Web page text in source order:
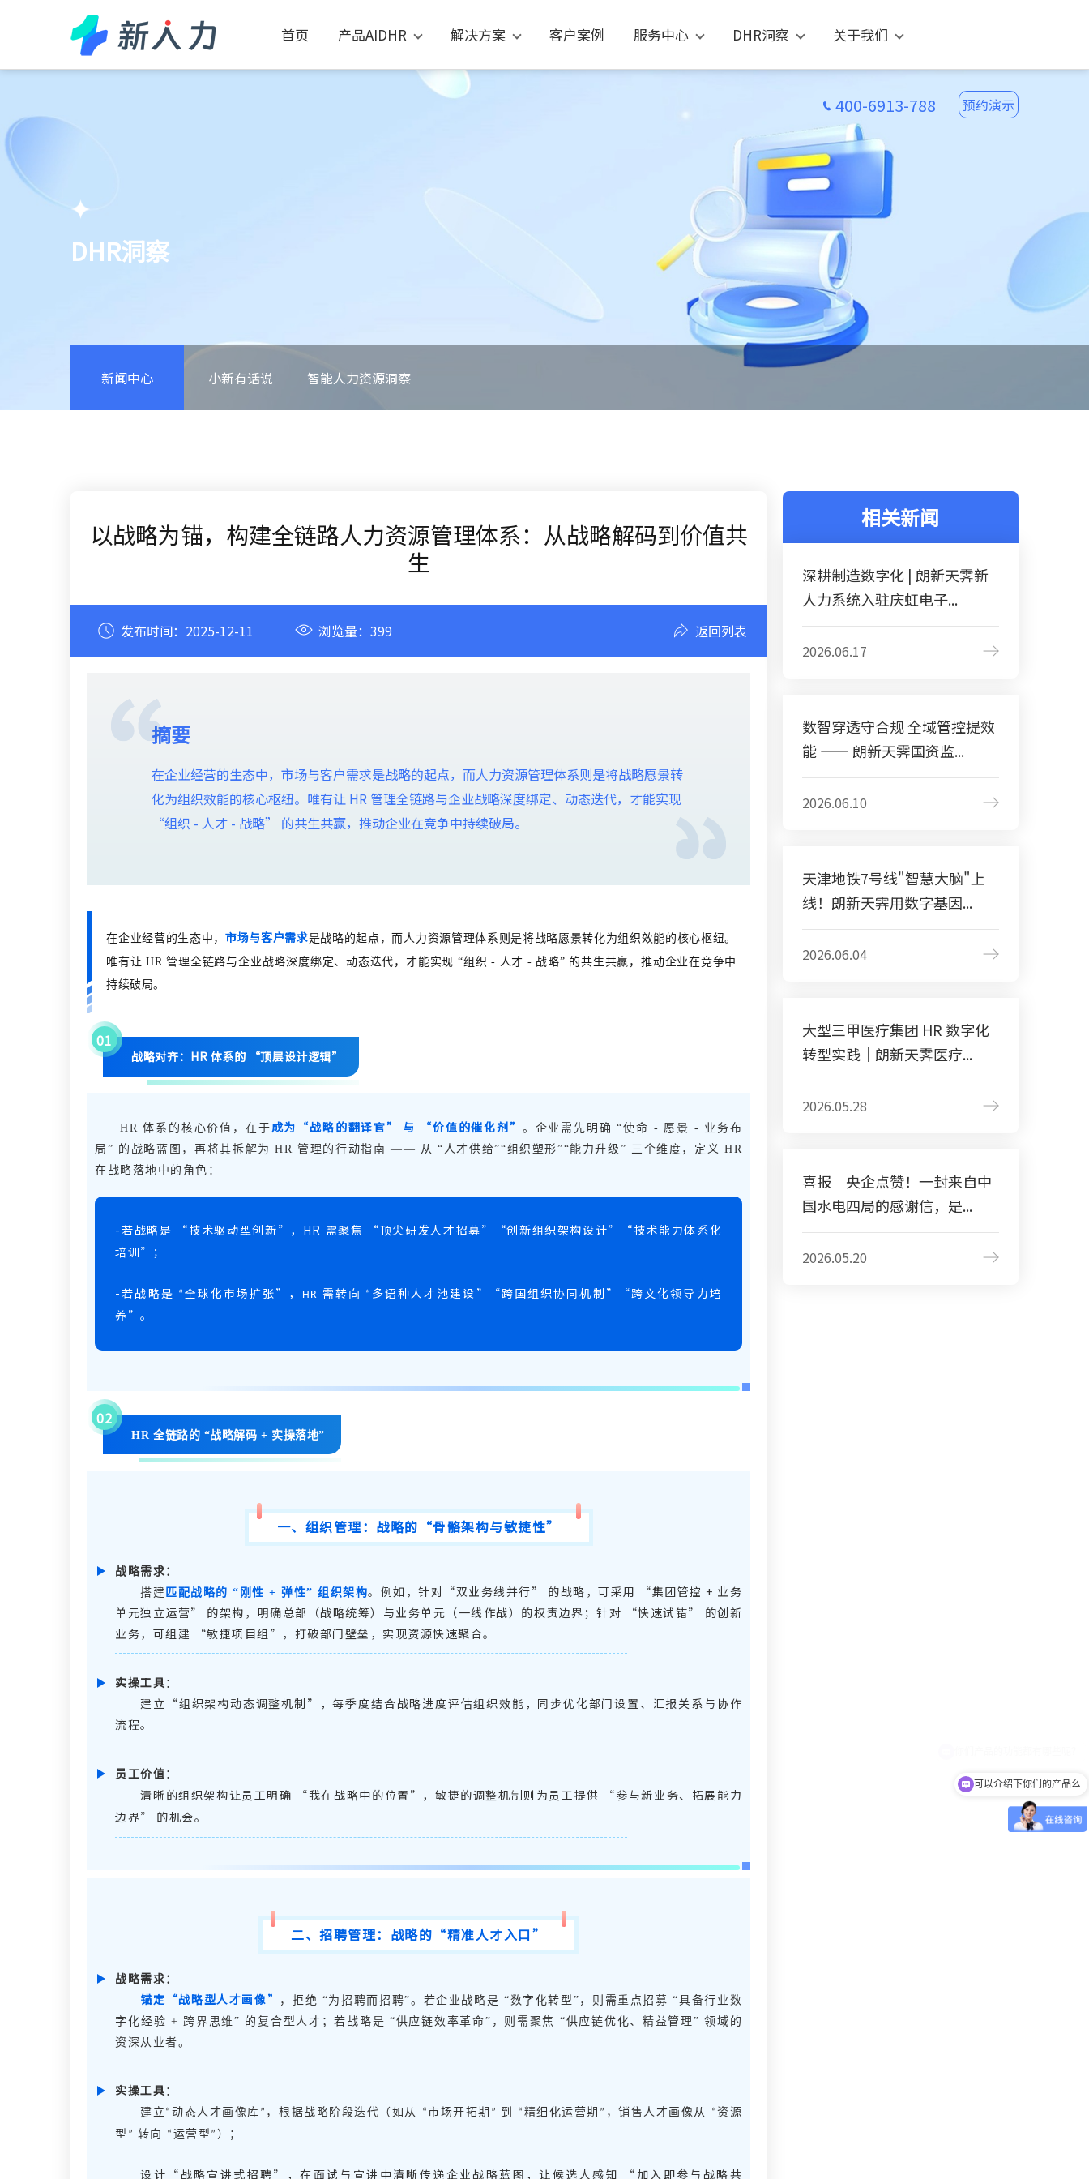
首页 产品AIDHR 解决方案 客户案例 服务中心 DHR洞察 关于我们
400-6913-788 预约演示
DHR洞察
新闻中心 小新有话说 智能人力资源洞察
以战略为锚，构建全链路人力资源管理体系：从战略解码到价值共
生
发布时间： 2025-12-11 浏览量：399 返回列表
摘要
在企业经营的生态中，市场与客户需求是战略的起点，而人力资源管理体系则是将战略愿景转
化为组织效能的核心枢纽。唯有让 HR 管理全链路与企业战略深度绑定、动态迭代，才能实现
“组织 - 人才 - 战略” 的共生共赢，推动企业在竞争中持续破局。
在企业经营的生态中， 市场与客户需求是战略的起点，而人力资源管理体系则是将战略愿景转化为组织效能的核心枢纽。
唯有让 HR 管理全链路与企业战略深度绑定、动态迭代，才能实现 “组织 - 人才 - 战略” 的共生共赢，推动企业在竞争中
持续破局。
01
战略对齐： HR 体系的 “顶层设计逻辑”
HR 体系的核心价值，在于成为 “战略的翻译官” 与 “价值的催化剂”
。企业需先明确 “使命 - 愿景 - 业务布
局” 的战略蓝图，再将其拆解为 HR 管理的行动指南 —— 从 “人才供给”“组织塑形”“能力升级” 三个维度，定义 HR
在战略落地中的角色：
-若战略是 “技术驱动型创新” ， HR 需聚焦 “顶尖研发人才招募”“创新组织架构设计”“技术能力体系化
培训” ；
-若战略是 “ 全球化市场扩张” ， HR 需转向 “ 多语种人才池建设 ”“跨国组织协同机制 ”“跨文化领导力培
养”。
02
HR 全链路的 “战略解码 + 实操落地”
一、 组织管理：战略的 “骨骼架构与敏捷性”
战略需求 ：
搭建 匹配战略的 “刚性 + 弹性” 组织架构。例如，针对 “双业务线并行” 的战略，可采用 “集团管控 + 业务
单元独立运营” 的架构，明确总部（战略统筹）与业务单元（一线作战）的权责边界；针对 “快速试错” 的创新
业务，可组建 “敏捷项目组”，打破部门壁垒，实现资源快速聚合。
实操工具 ：
建立 “组织架构动态调整机制”，每季度结合战略进度评估组织效能，同步优化部门设置、汇报关系与协作
流程。
员工价值 ：
清晰的组织架构让员工明确 “我在战略中的位置 ” ，敏捷的调整机制则为员工提供 “参与新业务、拓展能力
边界” 的机会。
二、招聘管理：战略的 “精准人才入口”
战略需求 ：
锚定 “战略型人才画像”
，拒绝 “为招聘而招聘”。若企业战略是 “数字化转型”，则需重点招募 “具备行业数
字化经验 + 跨界思维” 的复合型人才；若战略是 “供应链效率革命”，则需聚焦 “供应链优化、精益管理” 领域的
资深从业者。
实操工具 ：
建立 “ 动态人才画像库 ” ，根据战略阶段迭代（如从 “市场开拓期 ” 到 “ 精细化运营期 ” ，销售人才画像从 “资源
型 ” 转向 “ 运营型 ” ）；
设计 “ 战略宣讲式招聘” ，在面试与宣讲中清晰传递企业战略蓝图，让候选人感知 “ 加入即参与战略共
相关新闻
深耕制造数字化 | 朗新天霁新
人力系统入驻庆虹电子...
2026.06.17
数智穿透守合规 全域管控提效
能 —— 朗新天霁国资监...
2026.06.10
天津地铁7号线"智慧大脑"上
线！朗新天霁用数字基因...
2026.06.04
大型三甲医疗集团 HR 数字化
转型实践｜朗新天霁医疗...
2026.05.28
喜报｜央企点赞！一封来自中
国水电四局的感谢信，是...
2026.05.20
可以介绍下你们的产品么